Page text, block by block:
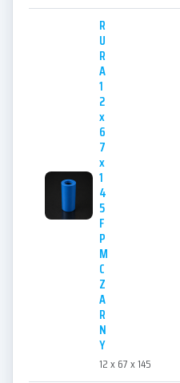
R
U
R
A
1
2
x
6
7
x
1
4
5
F
P
M
C
Z
A
R
N
Y
12 x 67 x 145